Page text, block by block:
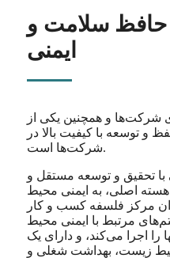
حافظ سلامت و
ایمنی
شرکت‌ها و همچنین یکی از
و توسعه با کیفیت بالا در
شرکت‌ها است.
تحقیق و توسعه مستقل و
هسته اصلی، به ایمنی محیط
مرکز فلسفه کسب و کار
مرتبط با ایمنی محیط
را اجرا می‌کند، و دارای یک
زیست، بهداشت شغلی و